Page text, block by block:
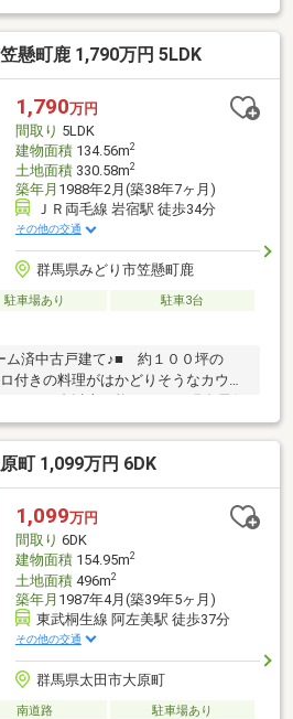
カーポート付き♪■ 内覧可能です♪＊
ｎｆｏｒｍａｔｉｏｎ ーー ＊
２１分◇ 笠懸南中学校：徒歩１
徒歩１５分◇ セブンイレブン笠懸
グセイムスみどり笠懸店：徒歩８分
ましろや笠懸店：徒歩１７分
懸町鹿 1,790万円 5LDK
1,790万円
間取り 5LDK
建物面積134.56m2
土地面積330.58m2
築年月 1988年2月(築38年7ヶ月)
ＪＲ両毛線 岩宿駅 徒歩34分
その他の交通
群馬県みどり市笠懸町鹿
駐車場あり
駐車3台
済中古戸建て♪■ 約１００坪の
きの料理がはかどりそうなカウン
をお願い致します。＊＊☆＊＊ ー
ｍａｔｉｏｎ ーー ＊＊☆＊＊◇
♪◇ 笠懸中学校：徒歩１４分♪◇ 笠
♪◇ ローソン笠懸町鹿店：徒歩８
徒歩２０分♪◇ ドラッグセイムスみ
町 1,099万円 6DK
1,099万円
間取り 6DK
建物面積154.95m2
土地面積496m2
築年月 1987年4月(築39年5ヶ月)
東武桐生線 阿左美駅 徒歩37分
その他の交通
群馬県太田市大原町
南道路
駐車場あり